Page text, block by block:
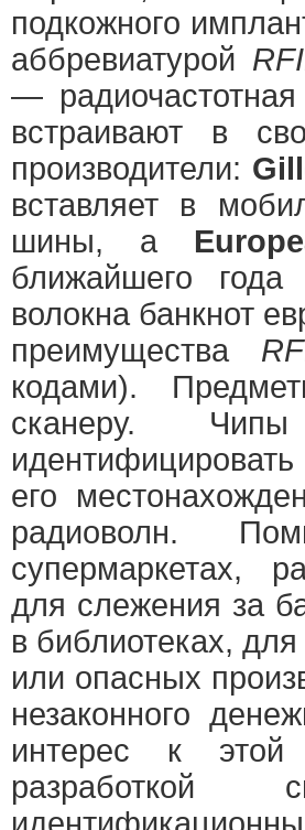
подкожного
аббревиатурой
—
встраивают в
производители:
вставляет в
шины, а
ближайшего
волокна банкнот
преимущества
кодами).
сканеру. Чипы
его
радиоволн.
супермаркетах,
для слежения за
в библиотеках,
или опасных
незаконного
интерес к
разработкой